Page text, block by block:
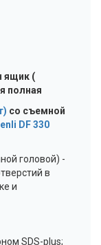
ящик (
полная
со съемной
DF 330
головой) -
в
и
SDS-plus;